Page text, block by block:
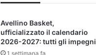
Avellino Basket,
ufficializzato il calendario
2026-2027: tutti gli impegni
1 settimana fa